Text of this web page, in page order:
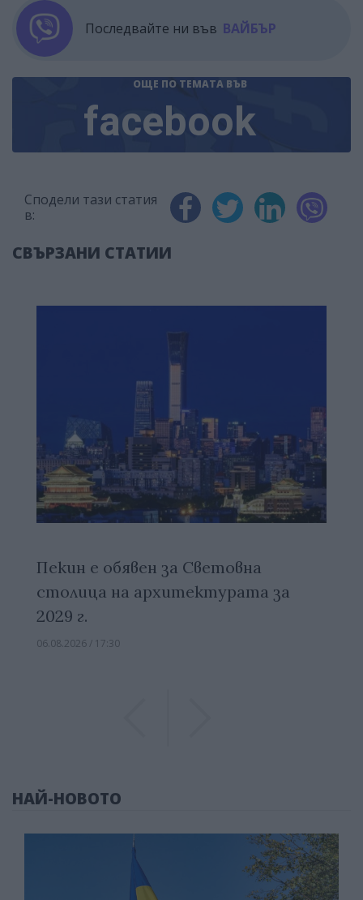
Последвайте ни във ВАЙБЪР
ОЩЕ ПО ТЕМАТА ВЪВ
facebook
Сподели тази статия
в:
СВЪРЗАНИ СТАТИИ
Пекин е обявен за Световна
столица на архитектурата за
2029 г.
06.08.2026 / 17:30
НАЙ-НОВОТО